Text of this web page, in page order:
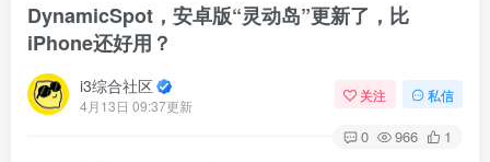
DynamicSpot，安卓版“灵动岛”更新了，比
iPhone还好用？
i3综合社区
4月13日 09:37更新
关注 私信
0 966 1